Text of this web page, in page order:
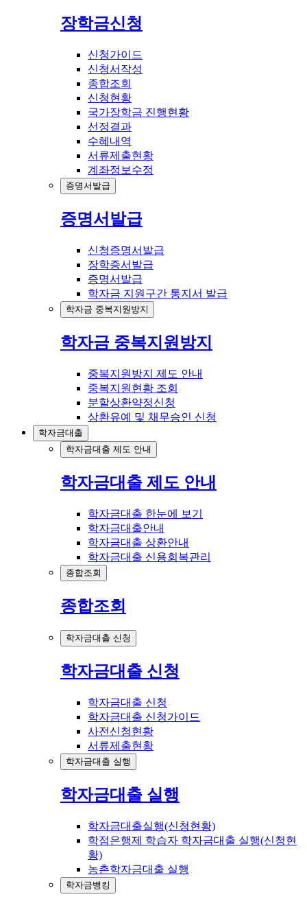
장학금신청
신청가이드
신청서작성
종합조회
신청현황
국가장학금 진행현황
선정결과
수혜내역
서류제출현황
계좌정보수정
증명서발급
증명서발급
신청증명서발급
장학증서발급
증명서발급
학자금 지원구간 통지서 발급
학자금 중복지원방지
학자금 중복지원방지
중복지원방지 제도 안내
중복지원현황 조회
분할상환약정신청
상환유예 및 채무승인 신청
학자금대출
학자금대출 제도 안내
학자금대출 제도 안내
학자금대출 한눈에 보기
학자금대출안내
학자금대출 상환안내
학자금대출 신용회복관리
종합조회
종합조회
학자금대출 신청
학자금대출 신청
학자금대출 신청
학자금대출 신청가이드
사전신청현황
서류제출현황
학자금대출 실행
학자금대출 실행
학자금대출실행(신청현황)
학점은행제 학습자 학자금대출 실행(신청현
황)
농촌학자금대출 실행
학자금뱅킹